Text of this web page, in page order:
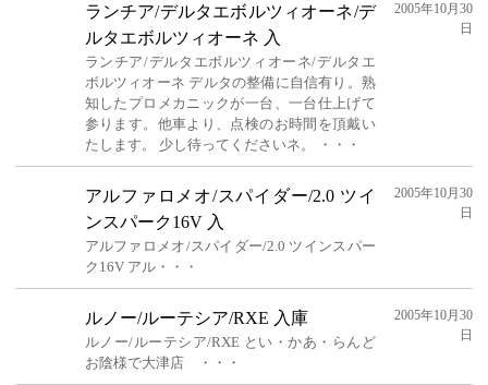
ランチア/デルタエボルツィオーネ/デ
ルタエボルツィオーネ 入
ランチア/デルタエボルツィオーネ/デルタエ
ボルツィオーネ デルタの整備に自信有り。熟
知したプロメカニックが一台、一台仕上げて
参ります。他車より、点検のお時間を頂戴い
たします。 少し待ってくださいネ。 ・・・
2005年10月30
日
アルファロメオ/スパイダー/2.0 ツイ
ンスパーク16V 入
アルファロメオ/スパイダー/2.0 ツインスパー
ク16V アル・・・
2005年10月30
日
ルノー/ルーテシア/RXE 入庫
ルノー/ルーテシア/RXE とい・かあ・らんど
お陰様で大津店 ・・・
2005年10月30
日